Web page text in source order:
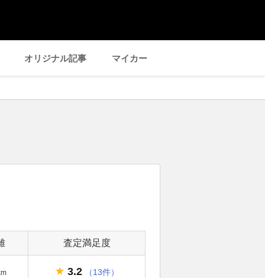
オリジナル記事 マイカー
査定満足度
3.2 （13件）